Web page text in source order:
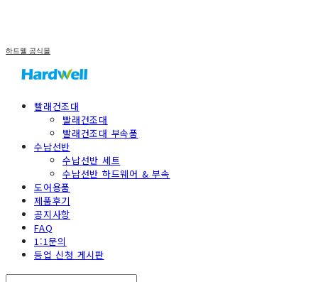
하드웰 공식몰
빨래건조대
빨래건조대
빨래건조대 부속품
수납선반
수납선반 세트
수납선반 하드웨어 & 부속
도어용품
제품후기
공지사항
FAQ
1:1문의
등업 신청 게시판